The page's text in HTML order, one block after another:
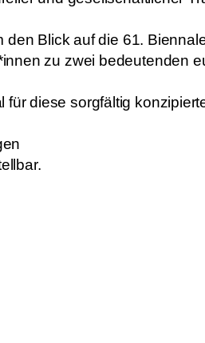
den Blick auf die 61.
zu zwei bedeutenden
diese sorgfältig